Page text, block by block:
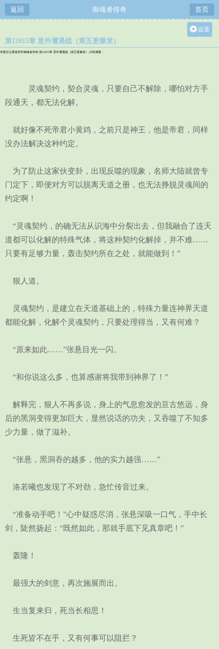
返回 御魂者传奇 首页
设置
小
第12015章 意外遭遇战（第五更爆发）
作家沙之愚者所作御魂者传奇,第12015章 意外遭遇战（第五更爆发）,内容摘要：
灵魂契约，契合灵魂，只要自己不解除，哪怕对方手
段通天，都无法化解。
就好像不死帝君小黄鸡，之前只是神王，他是帝君，同样
没办法解决这种约定。
为了防止这家伙变卦，出现反噬的现象，名师大陆就曾专
门定下，即便对方可以脱离天道之册，也无法挣脱灵魂间的
约定啊！
“灵魂契约，的确无法从识海中分裂出去，但我融合了连天
道都可以化解的特殊气体，将这种契约化解掉，并不难……
只要有足够力量，轰击契约所在之处，就能做到！”
狠人道。
灵魂契约，是建立在天道基础上的，特殊力量连神界天道
都能化解，化解个灵魂契约，只要处理得当，又有何难？
“原来如此……”张悬目光一闪。
“和你说这么多，也算感谢将我带到神界了！”
解释完，狠人不再多说，身上的气息愈发的亘古悠远，身
后的黑洞变得更加巨大，显然说话的功夫，又吞噬了不知多
少力量，做了滋补。
“张悬，黑洞吞的越多，他的实力越强……”
洛若曦也发现了不对劲，急忙传音过来。
“准备动手吧！”心中疑惑尽消，张悬深吸一口气，手中长
剑，陡然扬起：“既然如此，那就手底下见真章吧！”
轰隆！
最强大的剑意，再次施展而出。
生当复来归，死当长相思！
生死皆不在乎，又有何事可以阻拦？